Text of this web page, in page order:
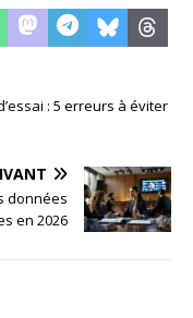
: 5 erreurs à éviter
données
en 2026